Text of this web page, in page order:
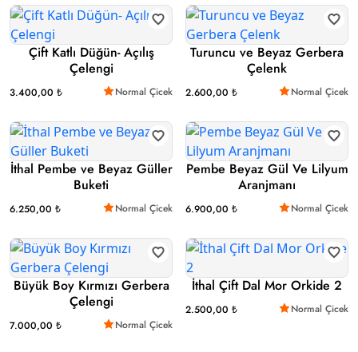
Çift Katlı Düğün- Açılış
Çelengi
3.400,00 ₺ Normal Çicek
Turuncu ve Beyaz Gerbera
Çelenk
2.600,00 ₺ Normal Çicek
İthal Pembe ve Beyaz Güller
Buketi
6.250,00 ₺ Normal Çicek
Pembe Beyaz Gül Ve Lilyum
Aranjmanı
6.900,00 ₺ Normal Çicek
Büyük Boy Kırmızı Gerbera
Çelengi
7.000,00 ₺ Normal Çicek
İthal Çift Dal Mor Orkide 2
2.500,00 ₺ Normal Çicek